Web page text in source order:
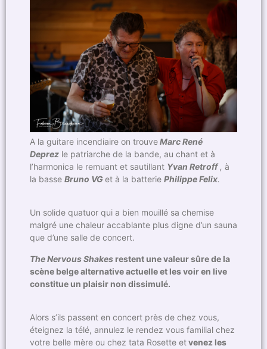
A la guitare incendiaire on trouveMarc René
Deprez le patriarche de la bande, au chant et à
l’harmonica le remuant et sautillant Yvan Retroff, à
la basse Bruno VGet à la batterie Philippe Felix.
Un solide quatuor qui a bien mouillé sa chemise
malgré une chaleur accablante plus digne d’un sauna
que d’une salle de concert.
The Nervous Shakes restent une valeur sûre de la
scène belge alternative actuelle et les voir en live
constitue un plaisir non dissimulé.
Alors s’ils passent en concert près de chez vous,
éteignez la télé, annulez le rendez vous familial chez
votre belle mère ou chez tata Rosette etvenez les